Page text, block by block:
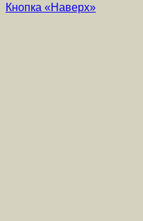
Кнопка «Наверх»